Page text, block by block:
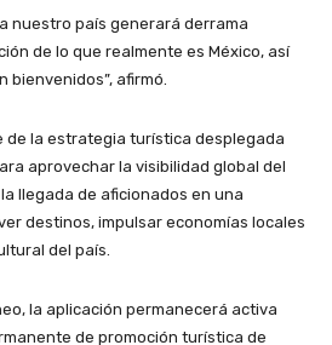
nuestro país generará derrama
de lo que realmente es México, así
bienvenidos”, afirmó.
de la estrategia turística desplegada
aprovechar la visibilidad global del
llegada de aficionados en una
destinos, impulsar economías locales
del país.
la aplicación permanecerá activa
de promoción turística de